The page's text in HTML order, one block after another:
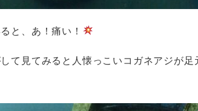
と、あ！痛い！
て見てみると人懐っこいコガネアジが足